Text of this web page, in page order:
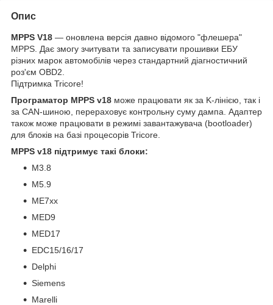
Опис
MPPS V18 — оновлена версія давно відомого "флешера"
MPPS. Дає змогу зчитувати та записувати прошивки ЕБУ
різних марок автомобілів через стандартний діагностичний
роз'єм OBD2.
Підтримка Tricore!
Програматор MPPS v18 може працювати як за K-лінією, так і
за CAN-шиною, перераховує контрольну суму дампа. Адаптер
також може працювати в режимі завантажувача (bootloader)
для блоків на базі процесорів Tricore.
MPPS v18 підтримує такі блоки:
M3.8
M5.9
ME7xx
MED9
MED17
EDC15/16/17
Delphi
Siemens
Marelli